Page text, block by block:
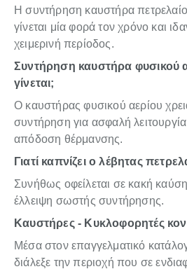
Η συντήρηση καυστήρα
γίνεται μία φορά τον χρόνο και
χειμερινή περίοδος.
Συντήρηση καυστήρα φυσικού
γίνεται;
Ο καυστήρας φυσικού αερίου
συντήρηση για ασφαλή
απόδοση θέρμανσης.
Γιατί καπνίζει ο λέβητας
Συνήθως οφείλεται σε κακή
έλλειψη σωστής συντήρησης.
Καυστήρες - Κυκλοφορητές
Μέσα στον επαγγελματικό
διάλεξε την περιοχή που σε